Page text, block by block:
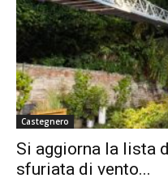
Castegnero
Si aggiorna la lista
sfuriata di vento...